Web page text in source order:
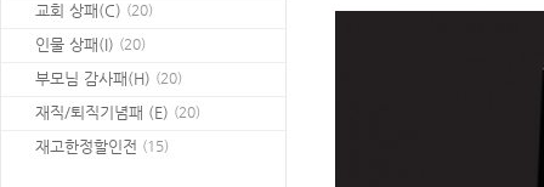
교회 상패(C) (20)
인물 상패(I) (20)
부모님 감사패(H) (20)
재직/퇴직기념패 (E) (20)
재고한정할인전 (15)